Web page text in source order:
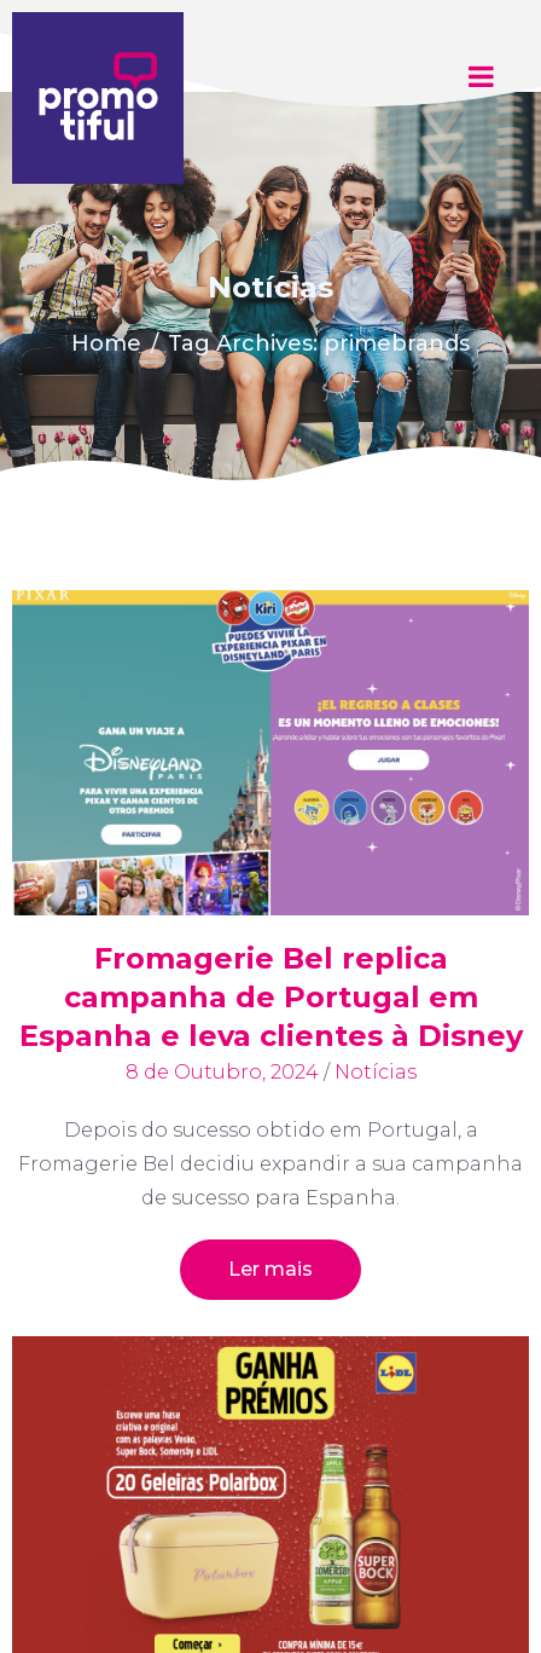
Adicione aqui o texto do seu título
Notícias
Home Tag Archives: primebrands
Fromagerie Bel replica
campanha de Portugal em
Espanha e leva clientes à Disney
8 de Outubro, 2024 / Notícias
Depois do sucesso obtido em Portugal, a
Fromagerie Bel decidiu expandir a sua campanha
de sucesso para Espanha.
Ler mais